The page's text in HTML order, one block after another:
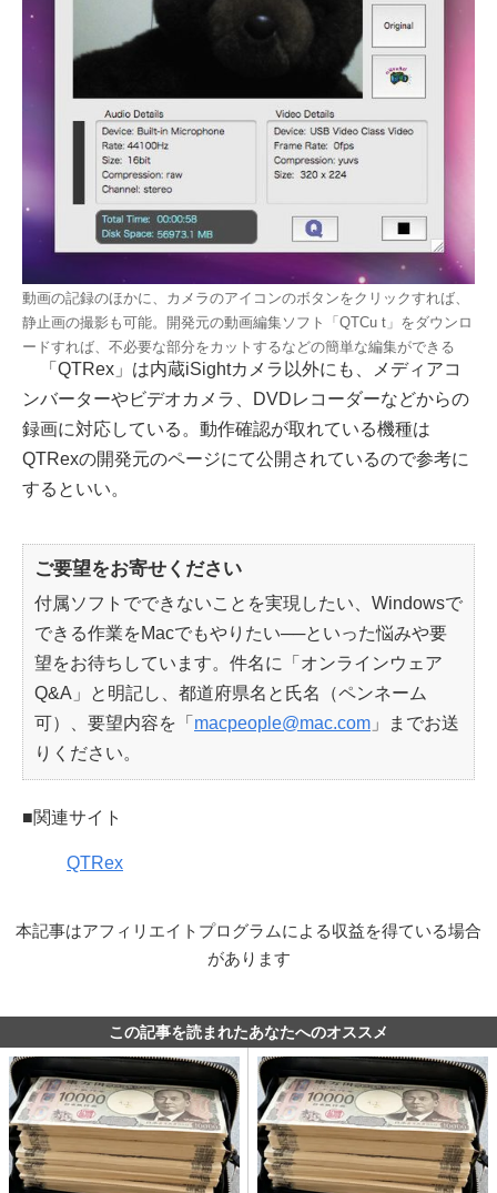
動画の記録のほかに、カメラのアイコンのボタンをクリックすれば、
静止画の撮影も可能。開発元の動画編集ソフト「QTCu t」をダウンロ
ードすれば、不必要な部分をカットするなどの簡単な編集ができる
「QTRex」は内蔵iSightカメラ以外にも、メディアコ
ンバーターやビデオカメラ、DVDレコーダーなどからの
録画に対応している。動作確認が取れている機種は
QTRexの開発元のページにて公開されているので参考に
するといい。
ご要望をお寄せください
付属ソフトでできないことを実現したい、Windowsで
できる作業をMacでもやりたい──といった悩みや要
望をお待ちしています。件名に「オンラインウェア
Q&A」と明記し、都道府県名と氏名（ペンネーム
可）、要望内容を「 macpeople@mac.com 」までお送
りください。
■関連サイト
QTRex
本記事はアフィリエイトプログラムによる収益を得ている場合
があります
この記事を読まれたあなたへのオススメ